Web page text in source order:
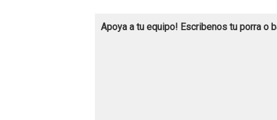
Apoya a tu equipo! Escribenos tu porra o